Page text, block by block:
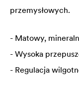
przemysłowych.
- Matowy,
- Wysoka
- Regulacja